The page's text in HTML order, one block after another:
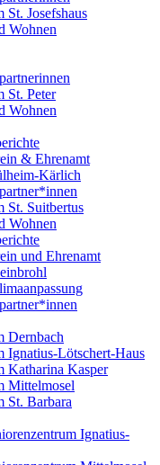
St. Josefshaus
Wohnen
St. Peter
Wohnen
& Ehrenamt
Kärlich
St. Suitbertus
Wohnen
und Ehrenamt
Dernbach
Ignatius-Lötschert-Haus
Katharina Kasper
Mittelmosel
St. Barbara
Ignatius-